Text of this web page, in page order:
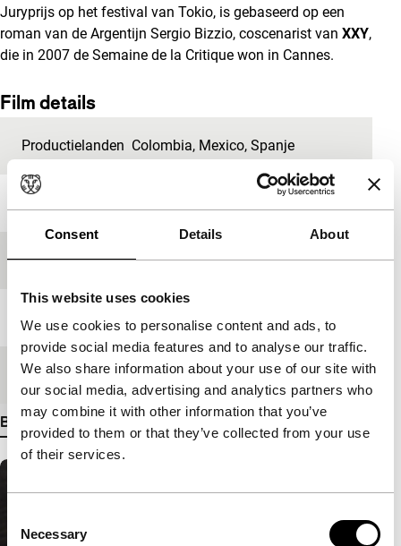
Consent Details About
This website uses cookies
We use cookies to personalise content and ads, to
provide social media features and to analyse our traffic.
We also share information about your use of our site with
our social media, advertising and analytics partners who
may combine it with other information that you’ve
provided to them or that they’ve collected from your use
of their services.
Selection
Necessary
Juryprijs op het festival van Tokio, is gebaseerd op een
roman van de Argentijn Sergio Bizzio, coscenarist van XXY,
die in 2007 de Semaine de la Critique won in Cannes.
Film details
Productielanden Colombia, Mexico, Spanje
Festivaleditie IFFR 2010
Lengte
Medium/Formaat35mm
Bekijk meer details